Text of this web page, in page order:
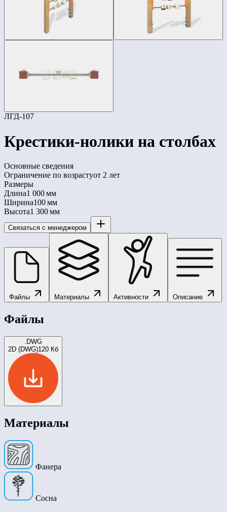
ЛГД-107
Крестики-нолики на столбах
Основные сведения
Ограничение по возрастуот 2 лет
Размеры
Длина1 000 мм
Ширина100 мм
Высота1 300 мм
Связаться с менеджером
Файлы Материалы Активности Описание
Файлы
.DWG
2D (DWG)120 Кб
Материалы
Фанера
Сосна